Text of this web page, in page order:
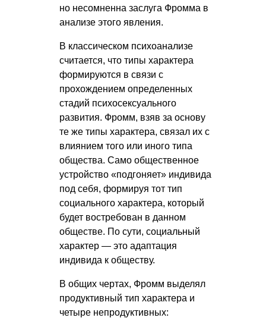
но несомненна заслуга Фромма в
анализе этого явления.
В классическом психоанализе
считается, что типы характера
формируются в связи с
прохождением определенных
стадий психосексуального
развития. Фромм, взяв за основу
те же типы характера, связал их с
влиянием того или иного типа
общества. Само общественное
устройство «подгоняет» индивида
под себя, формируя тот тип
социального характера, который
будет востребован в данном
обществе. По сути, социальный
характер — это адаптация
индивида к обществу.
В общих чертах, Фромм выделял
продуктивный тип характера и
четыре непродуктивных: